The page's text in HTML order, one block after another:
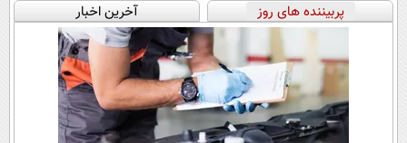
پربیننده های روز آخرین اخبار